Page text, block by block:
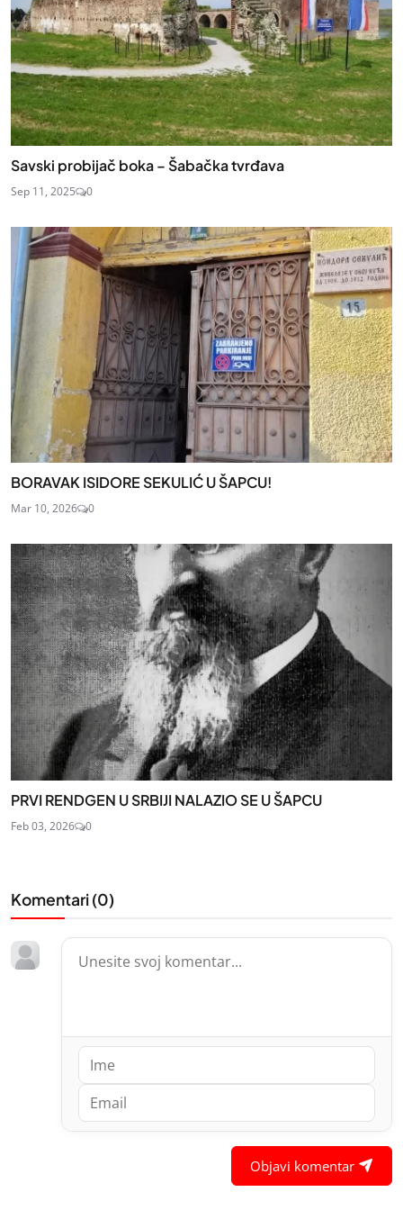
Savski probijač boka – Šabačka tvrđava
Sep 11, 2025 0
BORAVAK ISIDORE SEKULIĆ U ŠAPCU!
Mar 10, 2026 0
PRVI RENDGEN U SRBIJI NALAZIO SE U ŠAPCU
Feb 03, 2026 0
Komentari (0)
Objavi komentar